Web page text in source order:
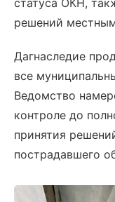
статуса ОКН,
решений
Дагнаследие
все
Ведомство
контроле до
принятия
пострадавшего